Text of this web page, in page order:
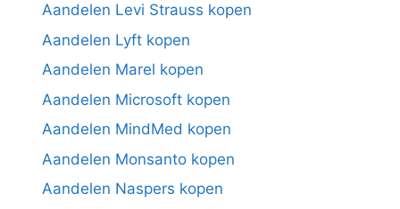
Aandelen Levi Strauss kopen
Aandelen Lyft kopen
Aandelen Marel kopen
Aandelen Microsoft kopen
Aandelen MindMed kopen
Aandelen Monsanto kopen
Aandelen Naspers kopen